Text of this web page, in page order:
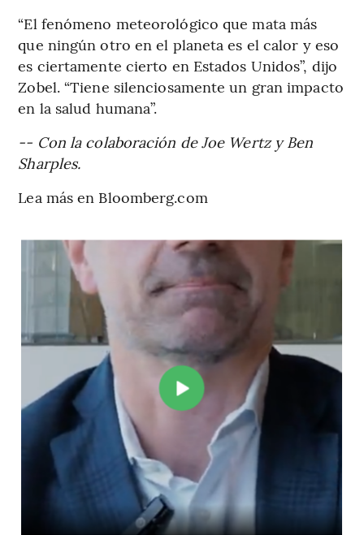
“El fenómeno meteorológico que mata más
que ningún otro en el planeta es el calor y eso
es ciertamente cierto en Estados Unidos”, dijo
Zobel. “Tiene silenciosamente un gran impacto
en la salud humana”.
-- Con la colaboración de Joe Wertz y Ben
Sharples.
Lea más en Bloomberg.com